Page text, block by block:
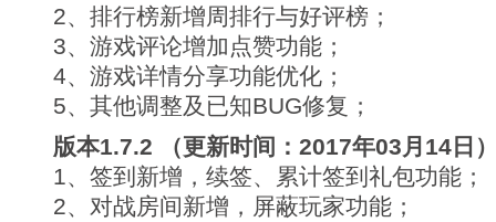
2、排行榜新增周排行与好评榜；
3、游戏评论增加点赞功能；
4、游戏详情分享功能优化；
5、其他调整及已知BUG修复；
版本1.7.2 （更新时间：2017年03月14日
1、签到新增，续签、累计签到礼包功能；
2、对战房间新增，屏蔽玩家功能；